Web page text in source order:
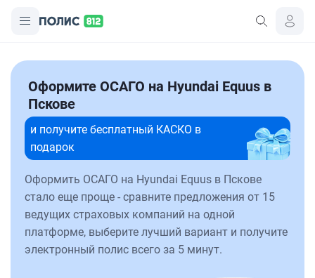
Оформите ОСАГО на Hyundai Equus в
Пскове
и получите бесплатный КАСКО в
подарок
Оформить ОСАГО на Hyundai Equus в Пскове
стало еще проще - сравните предложения от 15
ведущих страховых компаний на одной
платформе, выберите лучший вариант и получите
электронный полис всего за 5 минут.